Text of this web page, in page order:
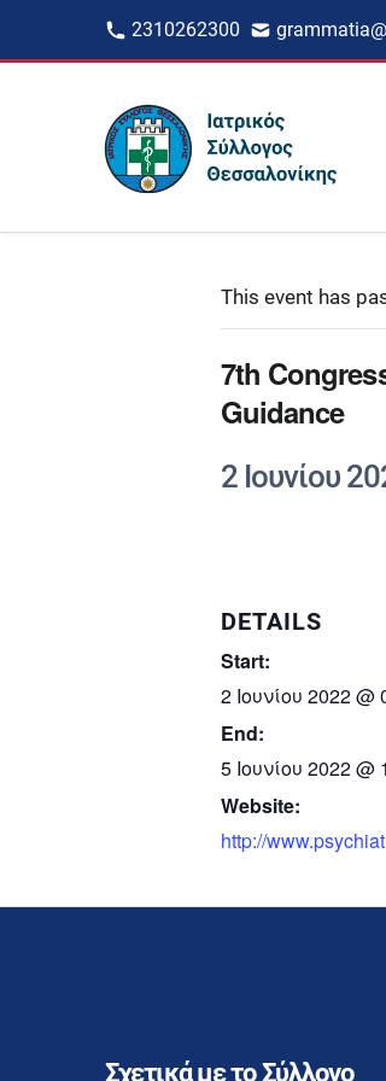
2310262300
This event has
7th
Guidance
2 Ιουνίου
DETAILS
Start:
2 Ιουνίου 2022 @
End:
5 Ιουνίου 2022 @
Website:
http://
Σχετικά με το Σύλλογο